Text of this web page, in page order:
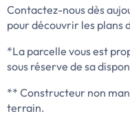
Contactez-nous dès
pour découvrir les plans
*La parcelle vous est
sous réserve de sa
** Constructeur non
terrain.